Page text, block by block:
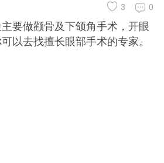
0
3
要做颧骨及下颌角手术，开眼
以去找擅长眼部手术的专家。